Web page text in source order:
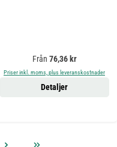
Ordinarie pris:
Från 76,36 kr
Priser inkl. moms, plus leveranskostnader
Detaljer